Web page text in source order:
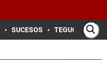
SUCESOS TEGUCIGALPA